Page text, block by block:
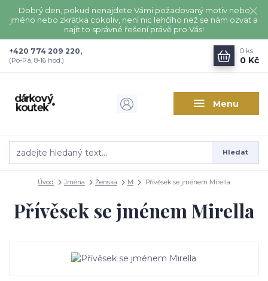
Dobrý den, pokud nenajdete Vámi požadovaný motiv nebo
jméno nebo zkrátka cokoliv, není nic lehčího než se nám ozvat a
najít to správné řešení právě pro Vás!
Menu
Hledat
+420 774 209 220,
(Po-Pá, 8-16 hod.)
0 ks
0 Kč
Úvod Jména Ženská M Přívěsek se jménem Mirella
Přívěsek se jménem Mirella